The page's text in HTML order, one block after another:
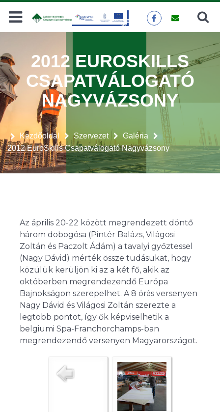
Keresés
Kezdőoldal Szervezet
Galéria
2012 EuroSkills Csapatválogató Nagyvázsony
2012 EUROSKILLS
CSAPATVÁLOGATÓ
NAGYVÁZSONY
Az április 20-22 között megrendezett döntő
három dobogósa (Pintér Balázs, Világosi
Zoltán és Paczolt Ádám) a tavalyi győztessel
(Nagy Dávid) mérték össze tudásukat, hogy
közülük kerüljön ki az a két fő, akik az
októberben megrendezendő Európa
Bajnokságon szerepelhet. A 8 órás versenyen
Nagy Dávid és Világosi Zoltán szerezte a
legtöbb pontot, így ők képviselhetik a
belgiumi Spa-Franchorchamps-ban
megrendezendő versenyen Magyarországot.